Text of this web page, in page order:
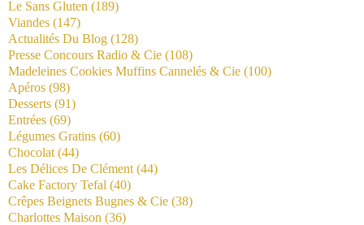
Le Sans Gluten (189)
Viandes (147)
Actualités Du Blog (128)
Presse Concours Radio & Cie (108)
Madeleines Cookies Muffins Cannelés & Cie (100)
Apéros (98)
Desserts (91)
Entrées (69)
Légumes Gratins (60)
Chocolat (44)
Les Délices De Clément (44)
Cake Factory Tefal (40)
Crêpes Beignets Bugnes & Cie (38)
Charlottes Maison (36)